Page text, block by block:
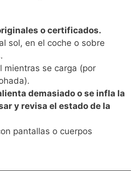
o certificados.
sol, en el coche o sobre
mientras se carga (por
demasiado o se infla la
y revisa el estado de la
pantallas o cuerpos